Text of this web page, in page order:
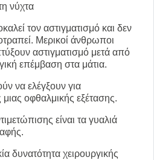
νύχτα
τον αστιγματισμό και δεν
Μερικοί άνθρωποι
αστιγματισμό μετά από
επέμβαση στα μάτια.
να ελέγξουν για
οφθαλμικής εξέτασης.
είναι τα γυαλιά
δυνατότητα χειρουργικής